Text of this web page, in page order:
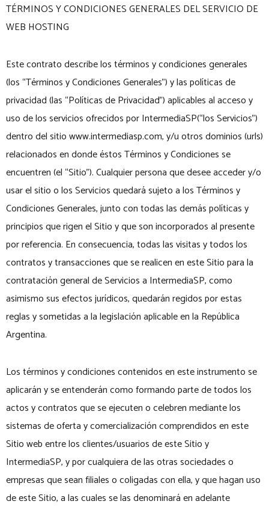
TÉRMINOS Y CONDICIONES GENERALES DEL SERVICIO DE
WEB HOSTING
Este contrato describe los términos y condiciones generales
(los “Términos y Condiciones Generales”) y las políticas de
privacidad (las “Políticas de Privacidad”) aplicables al acceso y
uso de los servicios ofrecidos por IntermediaSP(“los Servicios”)
dentro del sitio www.intermediasp.com, y/u otros dominios (urls)
relacionados en donde éstos Términos y Condiciones se
encuentren (el “Sitio”). Cualquier persona que desee acceder y/o
usar el sitio o los Servicios quedará sujeto a los Términos y
Condiciones Generales, junto con todas las demás políticas y
principios que rigen el Sitio y que son incorporados al presente
por referencia. En consecuencia, todas las visitas y todos los
contratos y transacciones que se realicen en este Sitio para la
contratación general de Servicios a IntermediaSP, como
asimismo sus efectos jurídicos, quedarán regidos por estas
reglas y sometidas a la legislación aplicable en la República
Argentina.
Los términos y condiciones contenidos en este instrumento se
aplicarán y se entenderán como formando parte de todos los
actos y contratos que se ejecuten o celebren mediante los
sistemas de oferta y comercialización comprendidos en este
Sitio web entre los clientes/usuarios de este Sitio y
IntermediaSP, y por cualquiera de las otras sociedades o
empresas que sean filiales o coligadas con ella, y que hagan uso
de este Sitio, a las cuales se las denominará en adelante